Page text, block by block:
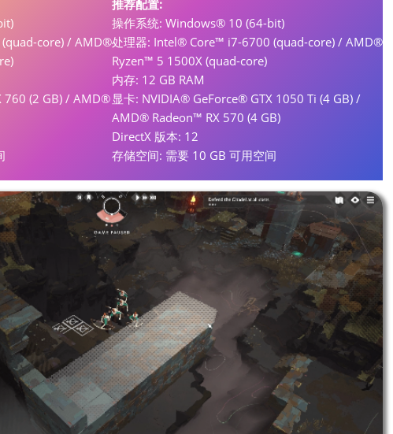
core) / AMD®
760 (2 GB) / AMD®
推荐配置:
操作系统: Windows® 10 (64-bit)
处理器: Intel® Core™ i7-6700 (quad-core) / AMD®
Ryzen™ 5 1500X (quad-core)
内存: 12 GB RAM
显卡: NVIDIA® GeForce® GTX 1050 Ti (4 GB) /
AMD® Radeon™ RX 570 (4 GB)
DirectX 版本: 12
存储空间: 需要 10 GB 可用空间